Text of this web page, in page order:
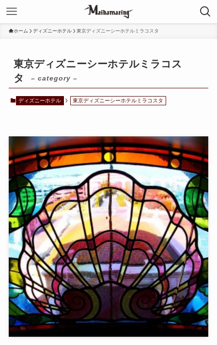
ホーム ディズニーホテル 東京ディズニーシーホテルミラコスタ
東京ディズニーシーホテルミラコス
タ
– category –
ディズニーホテル 東京ディズニーシーホテルミラコスタ